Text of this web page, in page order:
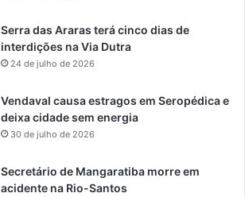
Serra das Araras terá cinco dias de
interdições na Via Dutra
24 de julho de 2026
Vendaval causa estragos em Seropédica e
deixa cidade sem energia
30 de julho de 2026
Secretário de Mangaratiba morre em
acidente na Rio-Santos